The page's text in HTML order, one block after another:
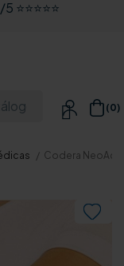
 (0)
Codera
